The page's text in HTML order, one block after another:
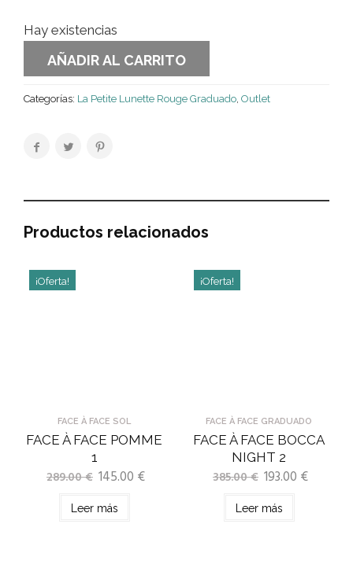
Hay existencias
AÑADIR AL CARRITO
Categorías: La Petite Lunette Rouge Graduado Outlet
Productos relacionados
FACE À FACE SOL
FACE À FACE POMME
1
289.00€ 145.00 €
¡Oferta!
Leer más
FACE À FACE GRADUADO
FACE À FACE BOCCA
NIGHT 2
385.00€ 193.00 €
¡Oferta!
Leer más